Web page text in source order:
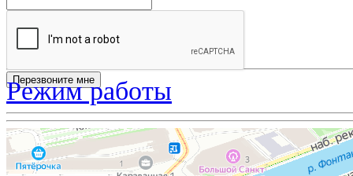
Режим работы